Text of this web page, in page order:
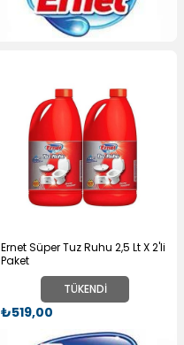
TÜKENDI
Ernet Süper Tuz Ruhu 2,5 Lt X 2'li
Paket
₺519,00